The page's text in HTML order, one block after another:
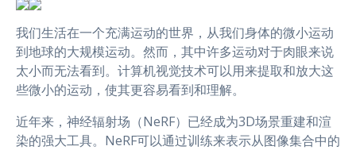
r
我们生活在一个充满运动的世界，从我们身体的微小运动
到地球的大规模运动。然而，其中许多运动对于肉眼来说
太小而无法看到。计算机视觉技术可以用来提取和放大这
些微小的运动，使其更容易看到和理解。
近年来，神经辐射场（NeRF）已经成为3D场景重建和渲
染的强大工具。NeRF可以通过训练来表示从图像集合中的